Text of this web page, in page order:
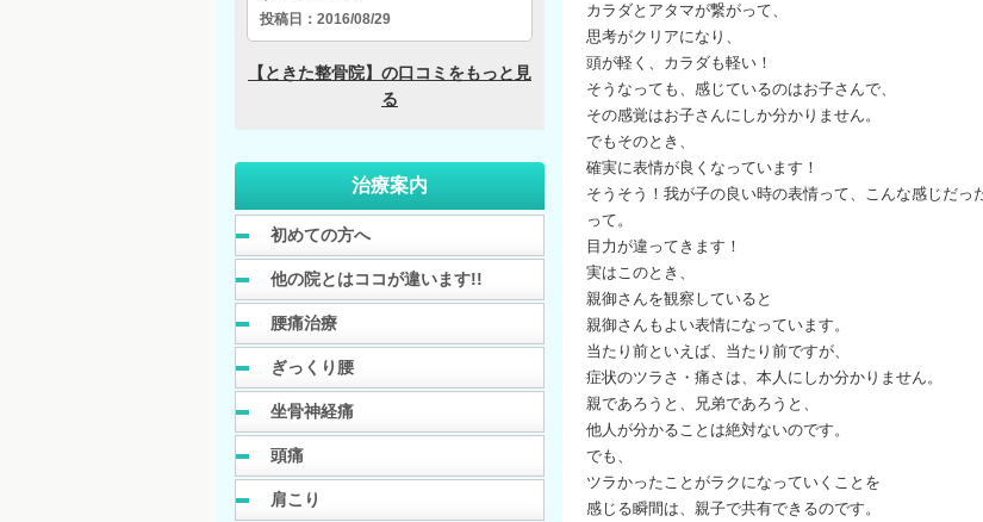
カラダとアタマが繋がって、
思考がクリアになり、
頭が軽く、カラダも軽い！
そうなっても、感じているのはお子さんで、
その感覚はお子さんにしか分かりません。
でもそのとき、
確実に表情が良くなっています！
そうそう！我が子の良い時の表情って、こんな感じだっ
って。
目力が違ってきます！
実はこのとき、
親御さんを観察していると
親御さんもよい表情になっています。
当たり前といえば、当たり前ですが、
症状のツラさ・痛さは、本人にしか分かりません。
親であろうと、兄弟であろうと、
他人が分かることは絶対ないのです。
でも、
ツラかったことがラクになっていくことを
感じる瞬間は、親子で共有できるのです。
治療案内
初めての方へ
他の院とはココが違います!!
腰痛治療
ぎっくり腰
坐骨神経痛
頭痛
肩こり